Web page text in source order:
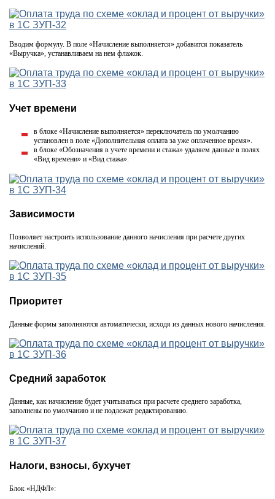
Вводим формулу. В поле «Начисление выполняется» добавится показатель
«Выручка», устанавливаем на нем флажок.
Учет времени
в блоке «Начисление выполняется» переключатель по умолчанию
установлен в поле «Дополнительная оплата за уже оплаченное время».
в блоке «Обозначения в учете времени и стажа» удаляем данные в полях
«Вид времени» и «Вид стажа».
Зависимости
Позволяет настроить использование данного начисления при расчете других
начислений.
Приоритет
Данные формы заполняются автоматически, исходя из данных нового начисления.
Средний заработок
Данные, как начисление будет учитываться при расчете среднего заработка,
заполнены по умолчанию и не подлежат редактированию.
Налоги, взносы, бухучет
Блок «НДФЛ»: